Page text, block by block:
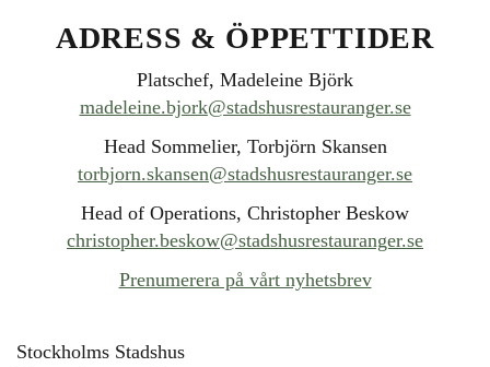
ADRESS & ÖPPETTIDER
Platschef, Madeleine Björk
madeleine.bjork@stadshusrestauranger.se
Head Sommelier, Torbjörn Skansen
torbjorn.skansen@stadshusrestauranger.se
Head of Operations, Christopher Beskow
christopher.beskow@stadshusrestauranger.se
Prenumerera på vårt nyhetsbrev
Stockholms Stadshus